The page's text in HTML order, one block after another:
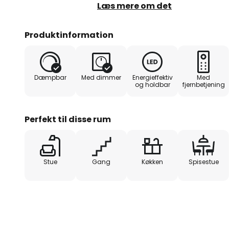
energibesparende. Lysstyrken
fjernbetjening.
Desuden har lampen en
indstillede lysstyrke og
som standardindstilling, næste
Læs mere om det
Produktinformation
Dæmpbar Med dimmer
Energieffektiv
og holdbar
Med
fjernbetjening
Perfekt til disse rum
Stue Gang Køkken Spisestue